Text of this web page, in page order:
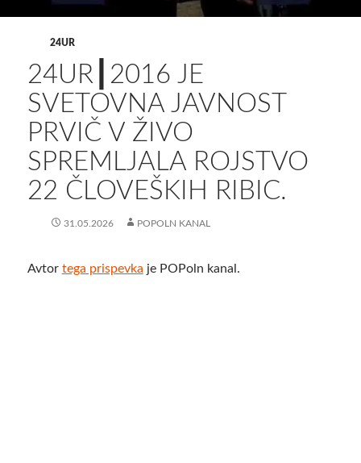
24UR
24UR┃2016 JE
SVETOVNA JAVNOST
PRVIČ V ŽIVO
SPREMLJALA ROJSTVO
22 ČLOVEŠKIH RIBIC.
31.05.2026 POPOLN KANAL
Avtor tega prispevka je POPoln kanal.